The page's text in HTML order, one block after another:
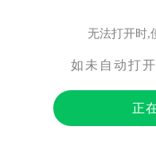
无法打开时,
如未自动打
正